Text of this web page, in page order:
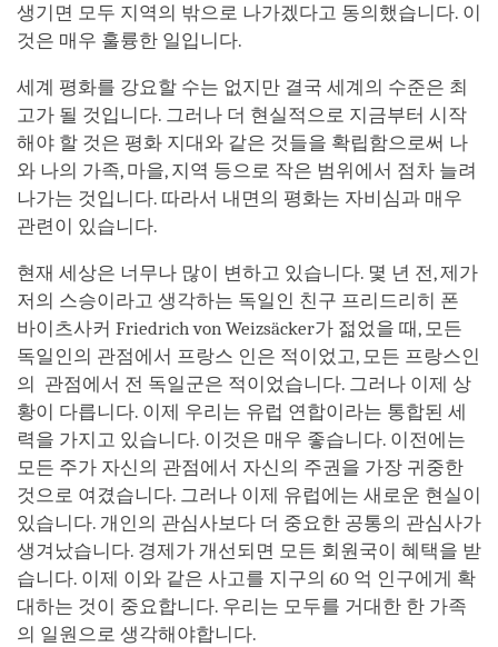
생기면 모두 지역의 밖으로 나가겠다고 동의했습니다. 이
것은 매우 훌륭한 일입니다.
세계 평화를 강요할 수는 없지만 결국 세계의 수준은 최
고가 될 것입니다. 그러나 더 현실적으로 지금부터 시작
해야 할 것은 평화 지대와 같은 것들을 확립함으로써 나
와 나의 가족, 마을, 지역 등으로 작은 범위에서 점차 늘려
나가는 것입니다. 따라서 내면의 평화는 자비심과 매우
관련이 있습니다.
현재 세상은 너무나 많이 변하고 있습니다. 몇 년 전, 제가
저의 스승이라고 생각하는 독일인 친구 프리드리히 폰
바이츠사커 Friedrich von Weizsäcker가 젊었을 때, 모든
독일인의 관점에서 프랑스 인은 적이었고, 모든 프랑스인
의 관점에서 전 독일군은 적이었습니다. 그러나 이제 상
황이 다릅니다. 이제 우리는 유럽 연합이라는 통합된 세
력을 가지고 있습니다. 이것은 매우 좋습니다. 이전에는
모든 주가 자신의 관점에서 자신의 주권을 가장 귀중한
것으로 여겼습니다. 그러나 이제 유럽에는 새로운 현실이
있습니다. 개인의 관심사보다 더 중요한 공통의 관심사가
생겨났습니다. 경제가 개선되면 모든 회원국이 혜택을 받
습니다. 이제 이와 같은 사고를 지구의 60 억 인구에게 확
대하는 것이 중요합니다. 우리는 모두를 거대한 한 가족
의 일원으로 생각해야합니다.